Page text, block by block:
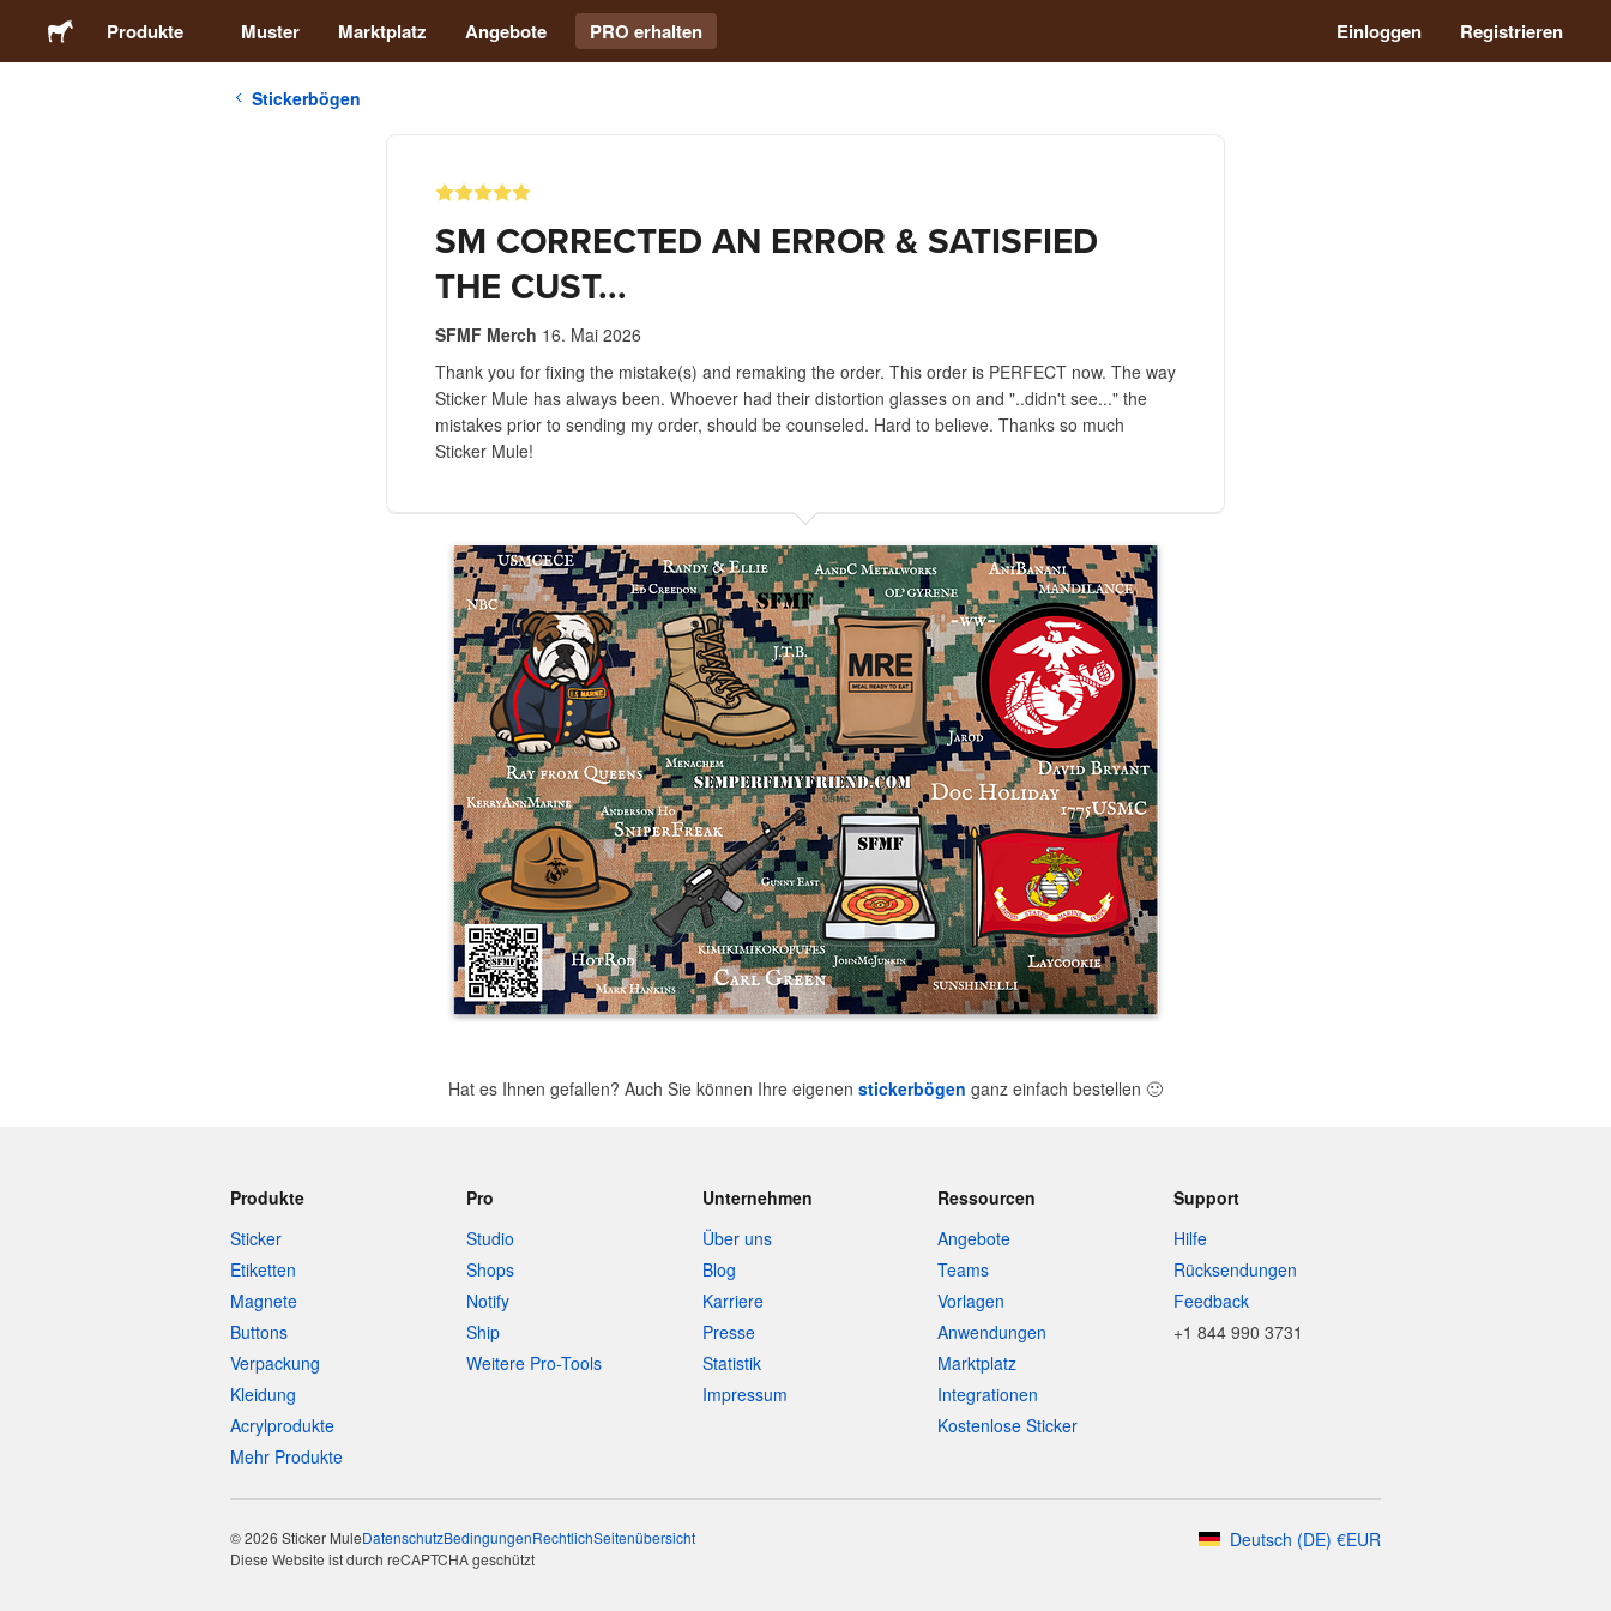
Produkte Muster Marktplatz Angebote PRO erhalten Einloggen Registrieren
Stickerbögen
SM CORRECTED AN ERROR & SATISFIED
THE CUST...
SFMF Merch 16. Mai 2026
Thank you for fixing the mistake(s) and remaking the order. This order is PERFECT now. The way
Sticker Mule has always been. Whoever had their distortion glasses on and "..didn't see..." the
mistakes prior to sending my order, should be counseled. Hard to believe. Thanks so much
Sticker Mule!
Hat es Ihnen gefallen? Auch Sie können Ihre eigenen stickerbögen ganz einfach bestellen 🙂
Produkte
Sticker
Etiketten
Magnete
Buttons
Verpackung
Kleidung
Acrylprodukte
Mehr Produkte
Pro
Studio
Shops
Notify
Ship
Weitere Pro-Tools
Unternehmen
Über uns
Blog
Karriere
Presse
Statistik
Impressum
Ressourcen
Angebote
Teams
Vorlagen
Anwendungen
Marktplatz
Integrationen
Kostenlose Sticker
Support
Hilfe
Rücksendungen
Feedback
+1 844 990 3731
© 2026 Sticker MuleDatenschutzBedingungenRechtlichSeitenübersicht Deutsch (DE) €EUR
Diese Website ist durch reCAPTCHA geschützt